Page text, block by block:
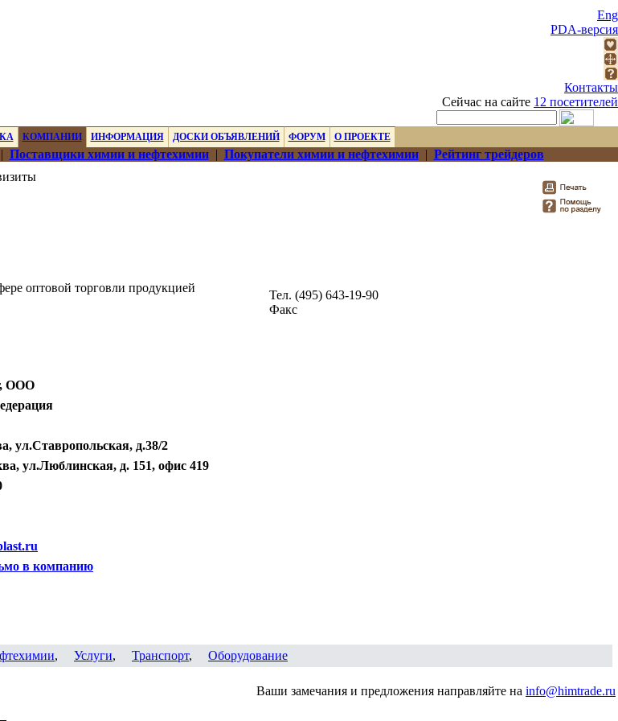
Eng
PDA-версия
Контакты
Сейчас на сайте 12 посетителей
КОМПАНИИ ИНФОРМАЦИЯ ДОСКИ ОБЪЯВЛЕНИЙ ФОРУМ О ПРОЕКТЕ
Поставщики химии и нефтехимии| Покупатели химии и нефтехимии| Рейтинг трейдеров
оптовой торговли продукцией
Тел. (495) 643-19-90
Факс
ООО
ул.Ставропольская, д.38/2
ул.Люблинская, д. 151, офис 419
в компанию
, Услуги, Транспорт, Оборудование
Ваши замечания и предложения направляйте на info@himtrade.ru